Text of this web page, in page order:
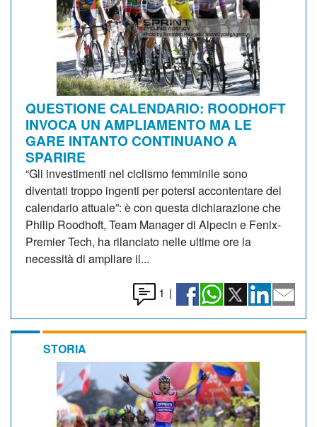
QUESTIONE CALENDARIO: ROODHOFT
INVOCA UN AMPLIAMENTO MA LE
GARE INTANTO CONTINUANO A
SPARIRE
“Gli investimenti nel ciclismo femminile sono
diventati troppo ingenti per potersi accontentare del
calendario attuale”: è con questa dichiarazione che
Philip Roodhoft, Team Manager di Alpecin e Fenix-
Premier Tech, ha rilanciato nelle ultime ore la
necessità di ampliare il...
1 |
STORIA